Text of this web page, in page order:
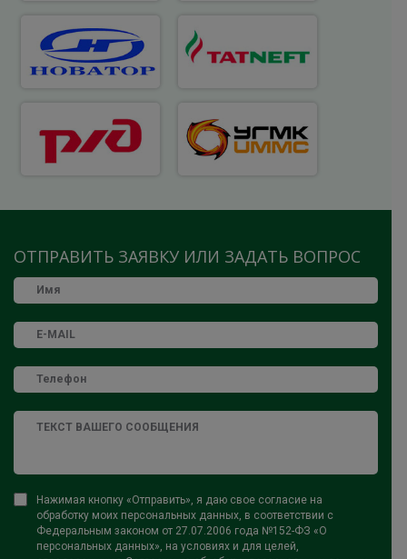
ОТПРАВИТЬ ЗАЯВКУ ИЛИ ЗАДАТЬ ВОПРОС
Нажимая кнопку «Отправить», я даю свое согласие на
обработку моих персональных данных, в соответствии с
Федеральным законом от 27.07.2006 года №152-ФЗ «О
персональных данных», на условиях и для целей,